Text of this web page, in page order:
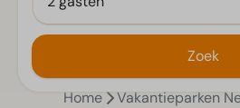
Zoek
Home
Vakantieparken